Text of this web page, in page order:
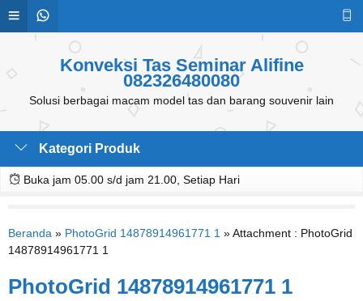
Konveksi Tas Seminar Alifine
082326480080
Solusi berbagai macam model tas dan barang souvenir lain
Kategori Produk
Buka jam 05.00 s/d jam 21.00, Setiap Hari
Beranda » PhotoGrid 14878914961771 1 » Attachment : PhotoGrid
14878914961771 1
PhotoGrid 14878914961771 1